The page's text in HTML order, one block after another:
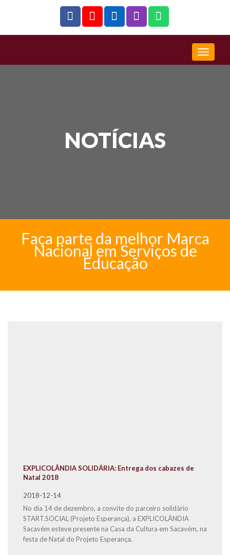
NOTÍCIAS
Faça parte da melhor Marca
Nacional em Serviços de
Educação
EXPLICOLÂNDIA SOLIDÁRIA: Entrega dos cabazes de
Natal 2018
2018-12-14
No dia 14 de dezembro, a convite do parceiro solidário
START.SOCIAL (Projeto Esperança), a EXPLICOLÂNDIA
Sacavém esteve presente na Casa da Cultura em Sacavém, na
festa de Natal do Projeto Esperança.